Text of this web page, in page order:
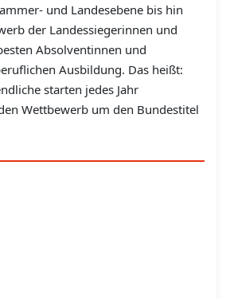
und Landesebene bis hin
der Landessiegerinnen und
Absolventinnen und
Ausbildung. Das heißt:
starten jedes Jahr
Wettbewerb um den Bundestitel